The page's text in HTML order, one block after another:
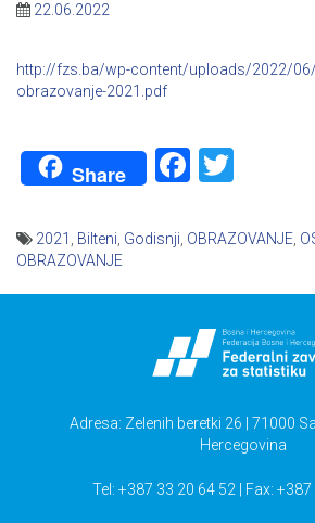
22.06.2022
http://fzs.ba/wp-content/uploads/2022/
obrazovanje-2021.pdf
Share Facebook
2021 Bilteni Godisnji OBRAZOVANJE
OBRAZOVANJE
Adresa: Zelenih beretki 26 | 71000
Hercegovina
Tel: +387 33 20 64 52 | Fax: +387